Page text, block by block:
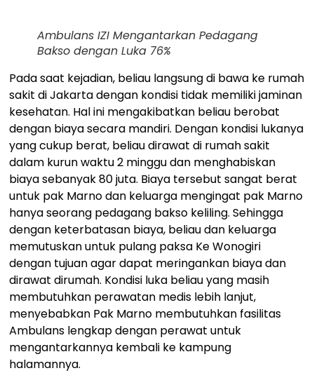
Ambulans IZI Mengantarkan Pedagang
Bakso dengan Luka 76%
Pada saat kejadian, beliau langsung di bawa ke rumah
sakit di Jakarta dengan kondisi tidak memiliki jaminan
kesehatan. Hal ini mengakibatkan beliau berobat
dengan biaya secara mandiri. Dengan kondisi lukanya
yang cukup berat, beliau dirawat di rumah sakit
dalam kurun waktu 2 minggu dan menghabiskan
biaya sebanyak 80 juta. Biaya tersebut sangat berat
untuk pak Marno dan keluarga mengingat pak Marno
hanya seorang pedagang bakso keliling. Sehingga
dengan keterbatasan biaya, beliau dan keluarga
memutuskan untuk pulang paksa Ke Wonogiri
dengan tujuan agar dapat meringankan biaya dan
dirawat dirumah. Kondisi luka beliau yang masih
membutuhkan perawatan medis lebih lanjut,
menyebabkan Pak Marno membutuhkan fasilitas
Ambulans lengkap dengan perawat untuk
mengantarkannya kembali ke kampung
halamannya.